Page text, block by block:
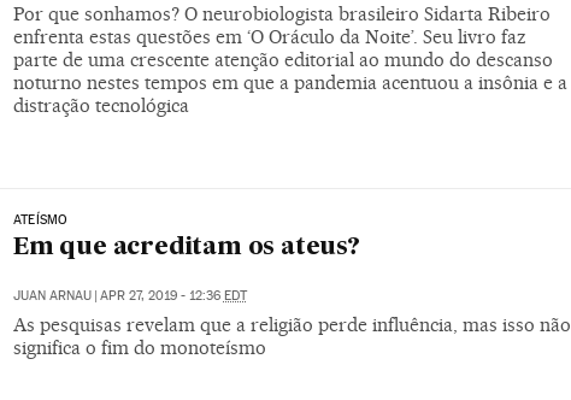
Por que sonhamos? O neurobiologista brasileiro Sidarta Ribeiro
enfrenta estas questões em ‘O Oráculo da Noite’. Seu livro faz
parte de uma crescente atenção editorial ao mundo do descanso
noturno nestes tempos em que a pandemia acentuou a insônia e a
distração tecnológica
ATEÍSMO
Em que acreditam os ateus?
JUAN ARNAU APR 27, 2019 - 12:36 EDT
As pesquisas revelam que a religião perde influência, mas isso não
significa o fim do monoteísmo